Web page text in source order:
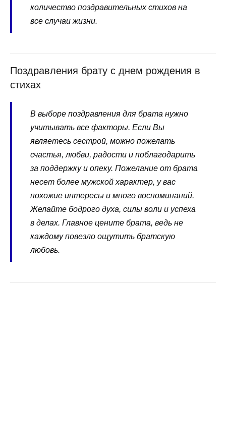
количество поздравительных стихов на
все случаи жизни.
Поздравления брату с днем рождения в
стихах
В выборе поздравления для брата нужно
учитывать все факторы. Если Вы
являетесь сестрой, можно пожелать
счастья, любви, радости и поблагодарить
за поддержку и опеку. Пожелание от брата
несет более мужской характер, у вас
похожие интересы и много воспоминаний.
Желайте бодрого духа, силы воли и успеха
в делах. Главное цените брата, ведь не
каждому повезло ощутить братскую
любовь.